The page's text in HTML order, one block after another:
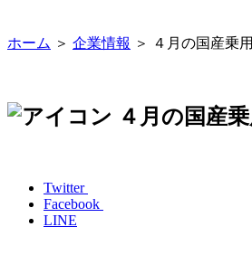
ホーム ＞ 企業情報 ＞ ４月の国産乗
４月の国産
Twitter
Facebook
LINE